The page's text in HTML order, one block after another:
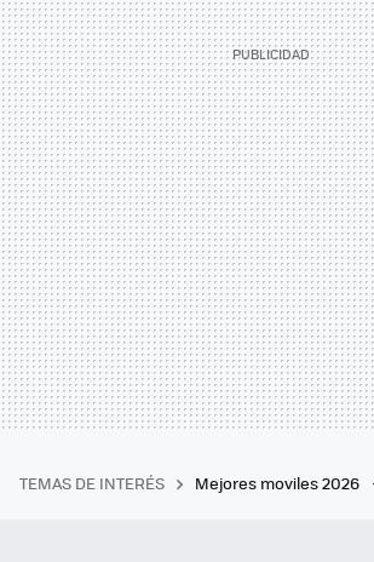
TEMAS DE INTERÉS Mejores moviles 2026